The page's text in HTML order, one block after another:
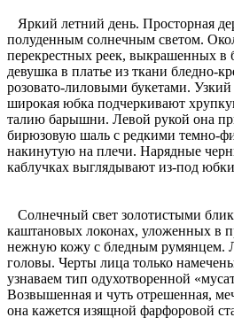
Яркий летний день. Просторная
полуденным солнечным светом.
перекрестных реек, выкрашенных в
девушка в платье из ткани бледно-
розовато-лиловыми букетами.
широкая юбка подчеркивают
талию барышни. Левой рукой она
бирюзовую шаль с редкими темно-
накинутую на плечи. Нарядные
каблучках выглядывают из-под
Солнечный свет золотистыми
каштановых локонах, уложенных в
нежную кожу с бледным румянцем.
головы. Черты лица только
узнаваем тип одухотворенной
Возвышенная и чуть отрешенная,
она кажется изящной фарфоровой